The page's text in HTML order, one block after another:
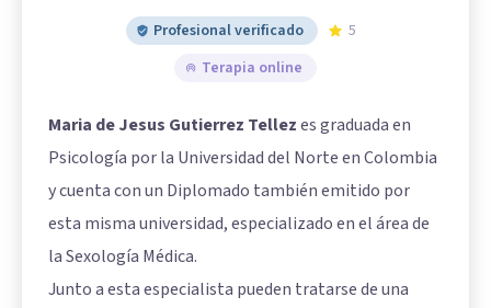
Profesional verificado
5
Terapia online
Maria de Jesus Gutierrez Tellezes graduada en
Psicología por la Universidad del Norte en Colombia
y cuenta con un Diplomado también emitido por
esta misma universidad, especializado en el área de
la Sexología Médica.
Junto a esta especialista pueden tratarse de una